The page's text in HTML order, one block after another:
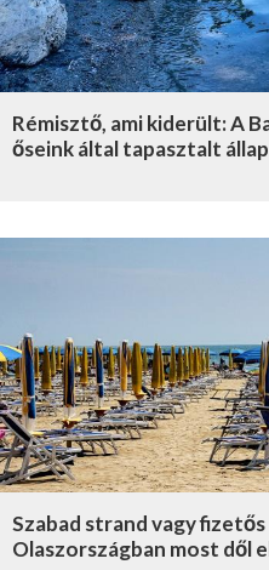
Rémisztő, ami kiderült: A
őseink által tapasztalt
Szabad strand vagy
Olaszországban most dől